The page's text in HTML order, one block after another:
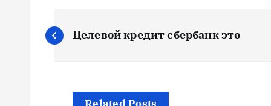
Н
Целевой кредит сбербанк это